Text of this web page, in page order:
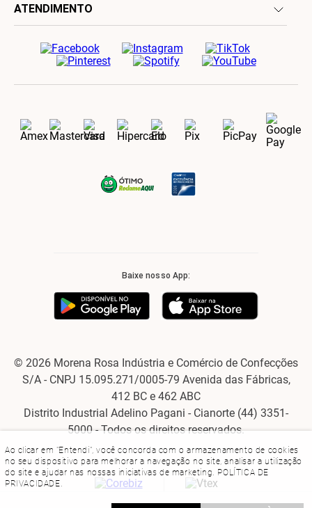
Ao clicar em "Entendi", você concorda com o armazenamento de cookies
no seu dispositivo para melhorar a navegação no site, analisar a utilização
do site e ajudar nas nossas iniciativas de marketing. POLÍTICA DE
PRIVACIDADE.
ATENDIMENTO
Baixe nosso App:
© 2026 Morena Rosa Indústria e Comércio de Confecções
S/A - CNPJ 15.095.271/0005-79 Avenida das Fábricas,
412 BC e 462 ABC
Distrito Industrial Adelino Pagani - Cianorte (44) 3351-
5000 - Todos os direitos reservados.